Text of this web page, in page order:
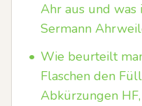
Ahr aus und was
Sermann
• Wie beurteilt
Flaschen den
Abkürzungen HF,